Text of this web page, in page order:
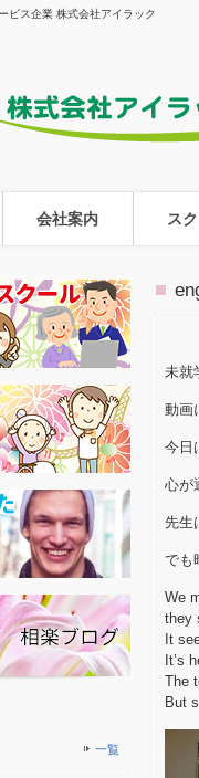
ビス企業 株式会社アイラック
会社案内 ス
未就
動画
今日
心が
先生
でも
We
they
It
It’s
The
But
一覧